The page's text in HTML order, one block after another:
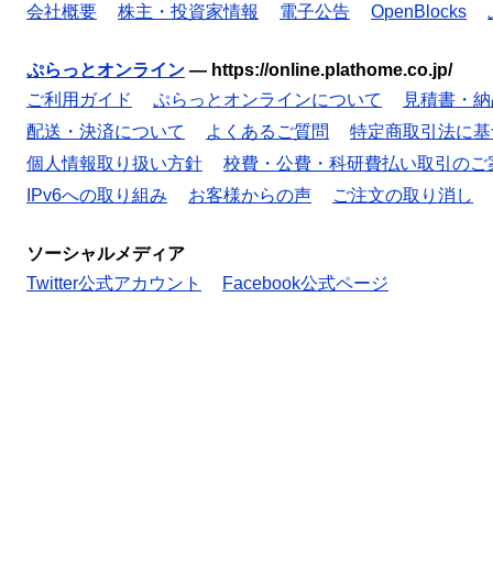
会社概要
株主・投資家情報 電子公告 OpenBlocks
ぷらっとオンライン — https://online.plathome.co.jp/
ご利用ガイド
ぷらっとオンラインについて
見積書・
配送・決済について
よくあるご質問
特定商取引法に
個人情報取り扱い方針
校費・公費・科研費払い取引のご
IPv6への取り組み
お客様からの声 ご注文の取り消し
ソーシャルメディア
Twitter公式アカウント
Facebook公式ページ